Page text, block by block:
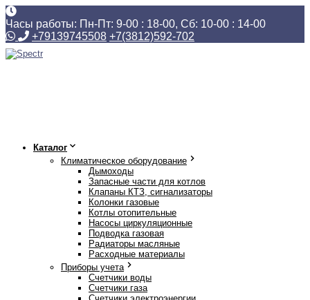
Часы работы: Пн-Пт: 9-00 : 18-00, Сб: 10-00 : 14-00
+79139745508 +7(3812)592-702
Каталог
Климатическое оборудование
Дымоходы
Запасные части для котлов
Клапаны КТЗ, сигнализаторы
Колонки газовые
Котлы отопительные
Насосы циркуляционные
Подводка газовая
Радиаторы масляные
Расходные материалы
Приборы учета
Счетчики воды
Счетчики газа